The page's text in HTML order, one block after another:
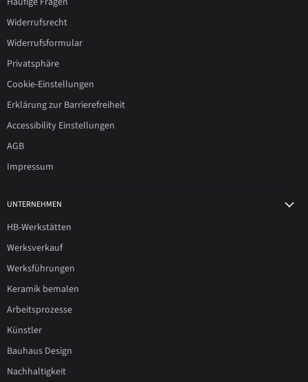
Widerrufsrecht
Widerrufsformular
Privatsphäre
Cookie-Einstellungen
Erklärung zur Barrierefreiheit
Accessibility Einstellungen
AGB
Impressum
UNTERNEHMEN
HB-Werkstätten
Werksverkauf
Werksführungen
Keramik bemalen
Arbeitsprozesse
Künstler
Bauhaus Design
Nachhaltigkeit